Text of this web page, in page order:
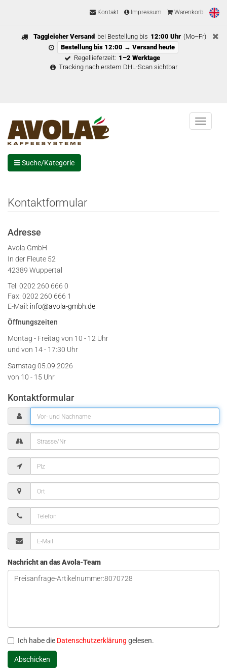
Kontakt Impressum Warenkorb
Taggleicher Versand bei Bestellung bis 12:00 Uhr (Mo–Fr)
Bestellung bis 12:00 → Versand heute
Regellieferzeit: 1–2 Werktage
Tracking nach erstem DHL-Scan sichtbar
Menu
Suche/Kategorie
Kontaktformular
Adresse
Avola GmbH
In der Fleute 52
42389 Wuppertal
Tel: 0202 260 666 0
Fax: 0202 260 666 1
E-Mail: info@avola-gmbh.de
Öffnungszeiten
Montag - Freitag von 10 - 12 Uhr
und von 14 - 17:30 Uhr
Samstag 05.09.2026
von 10 - 15 Uhr
Kontaktformular
Nachricht an das Avola-Team
Ich habe die Datenschutzerklärung gelesen.